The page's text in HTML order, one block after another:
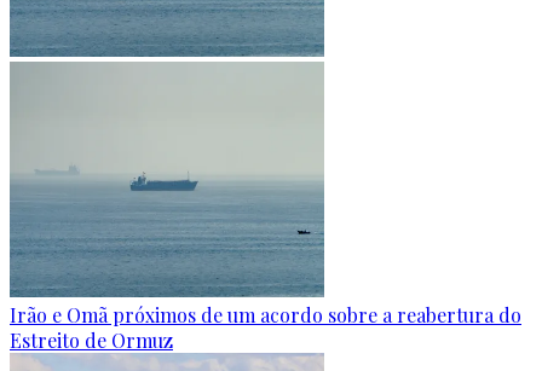
Irão e Omã próximos de um acordo sobre a reabertura do
Estreito de Ormuz